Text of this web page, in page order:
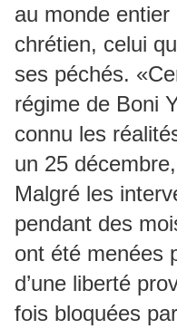
au monde entier
chrétien, celui
ses péchés.
régime de Boni
connu les
un 25
Malgré les
pendant des
ont été menées
d’une liberté
fois bloquées